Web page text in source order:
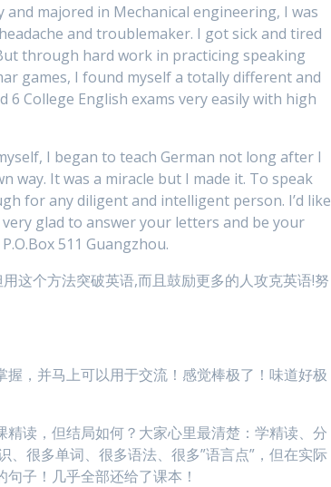
majored in Mechanical engineering, I was
and troublemaker. I got sick and tired
through hard work in practicing speaking
games, I found myself a totally different and
6 College English exams very easily with high
I began to teach German not long after I
It was a miracle but I made it. To speak
for any diligent and intelligent person. I’d like
glad to answer your letters and be your
511 Guangzhou.
这个方法突破英语,而且鼓励更多的人攻克英语!努
，并马上可以用于交流！感觉棒极了！味道好极
读，但结局如何？大家心里最清楚：学精读、分
很多单词、很多语法、很多”语言点”，但在实际
子！几乎全部还给了课本！